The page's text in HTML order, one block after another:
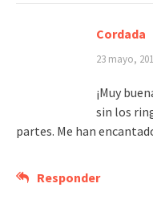
Cordada
23 mayo,
¡Muy
sin los
partes. Me han
Responder